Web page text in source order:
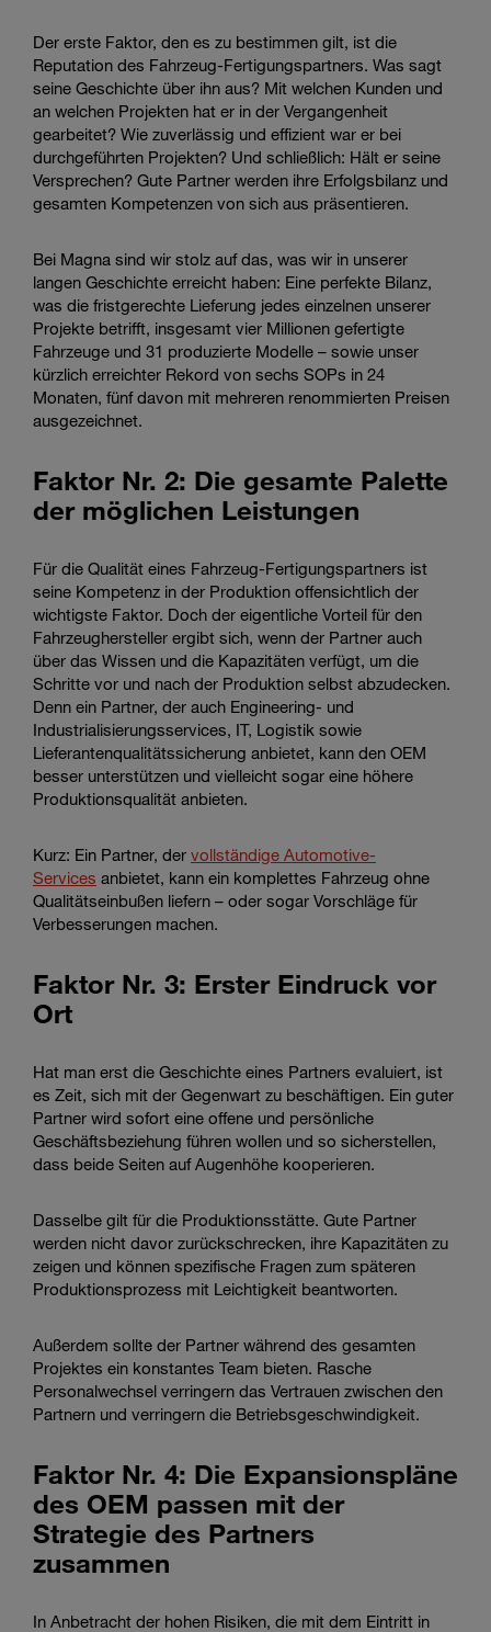
Der erste Faktor, den es zu bestimmen gilt, ist die
Reputation des Fahrzeug-Fertigungspartners. Was sagt
seine Geschichte über ihn aus? Mit welchen Kunden und
an welchen Projekten hat er in der Vergangenheit
gearbeitet? Wie zuverlässig und effizient war er bei
durchgeführten Projekten? Und schließlich: Hält er seine
Versprechen? Gute Partner werden ihre Erfolgsbilanz und
gesamten Kompetenzen von sich aus präsentieren.
Bei Magna sind wir stolz auf das, was wir in unserer
langen Geschichte erreicht haben: Eine perfekte Bilanz,
was die fristgerechte Lieferung jedes einzelnen unserer
Projekte betrifft, insgesamt vier Millionen gefertigte
Fahrzeuge und 31 produzierte Modelle – sowie unser
kürzlich erreichter Rekord von sechs SOPs in 24
Monaten, fünf davon mit mehreren renommierten Preisen
ausgezeichnet.
Faktor Nr. 2: Die gesamte Palette
der möglichen Leistungen
Für die Qualität eines Fahrzeug-Fertigungspartners ist
seine Kompetenz in der Produktion offensichtlich der
wichtigste Faktor. Doch der eigentliche Vorteil für den
Fahrzeughersteller ergibt sich, wenn der Partner auch
über das Wissen und die Kapazitäten verfügt, um die
Schritte vor und nach der Produktion selbst abzudecken.
Denn ein Partner, der auch Engineering- und
Industrialisierungsservices, IT, Logistik sowie
Lieferantenqualitätssicherung anbietet, kann den OEM
besser unterstützen und vielleicht sogar eine höhere
Produktionsqualität anbieten.
Kurz: Ein Partner, der vollständige Automotive-
Services anbietet, kann ein komplettes Fahrzeug ohne
Qualitätseinbußen liefern – oder sogar Vorschläge für
Verbesserungen machen.
Faktor Nr. 3: Erster Eindruck vor
Ort
Hat man erst die Geschichte eines Partners evaluiert, ist
es Zeit, sich mit der Gegenwart zu beschäftigen. Ein guter
Partner wird sofort eine offene und persönliche
Geschäftsbeziehung führen wollen und so sicherstellen,
dass beide Seiten auf Augenhöhe kooperieren.
Dasselbe gilt für die Produktionsstätte. Gute Partner
werden nicht davor zurückschrecken, ihre Kapazitäten zu
zeigen und können spezifische Fragen zum späteren
Produktionsprozess mit Leichtigkeit beantworten.
Außerdem sollte der Partner während des gesamten
Projektes ein konstantes Team bieten. Rasche
Personalwechsel verringern das Vertrauen zwischen den
Partnern und verringern die Betriebsgeschwindigkeit.
Faktor Nr. 4: Die Expansionspläne
des OEM passen mit der
Strategie des Partners
zusammen
In Anbetracht der hohen Risiken, die mit dem Eintritt in